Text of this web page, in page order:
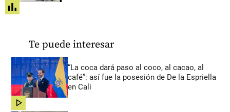
share
Te puede interesar
“La coca dará paso al coco, al cacao, al
café”: así fue la posesión de De la Espriella
en Cali
share